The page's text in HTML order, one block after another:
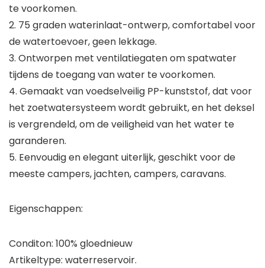
te voorkomen.
2. 75 graden waterinlaat-ontwerp, comfortabel voor
de watertoevoer, geen lekkage.
3. Ontworpen met ventilatiegaten om spatwater
tijdens de toegang van water te voorkomen.
4. Gemaakt van voedselveilig PP-kunststof, dat voor
het zoetwatersysteem wordt gebruikt, en het deksel
is vergrendeld, om de veiligheid van het water te
garanderen.
5. Eenvoudig en elegant uiterlijk, geschikt voor de
meeste campers, jachten, campers, caravans.
Eigenschappen:
Conditon: 100% gloednieuw
Artikeltype: waterreservoir.